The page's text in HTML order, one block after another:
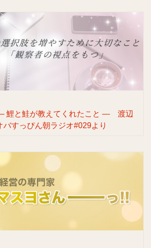
鯉と鮭が教えてくれたこと — 渡辺
バすっぴん朝ラジオ#029より